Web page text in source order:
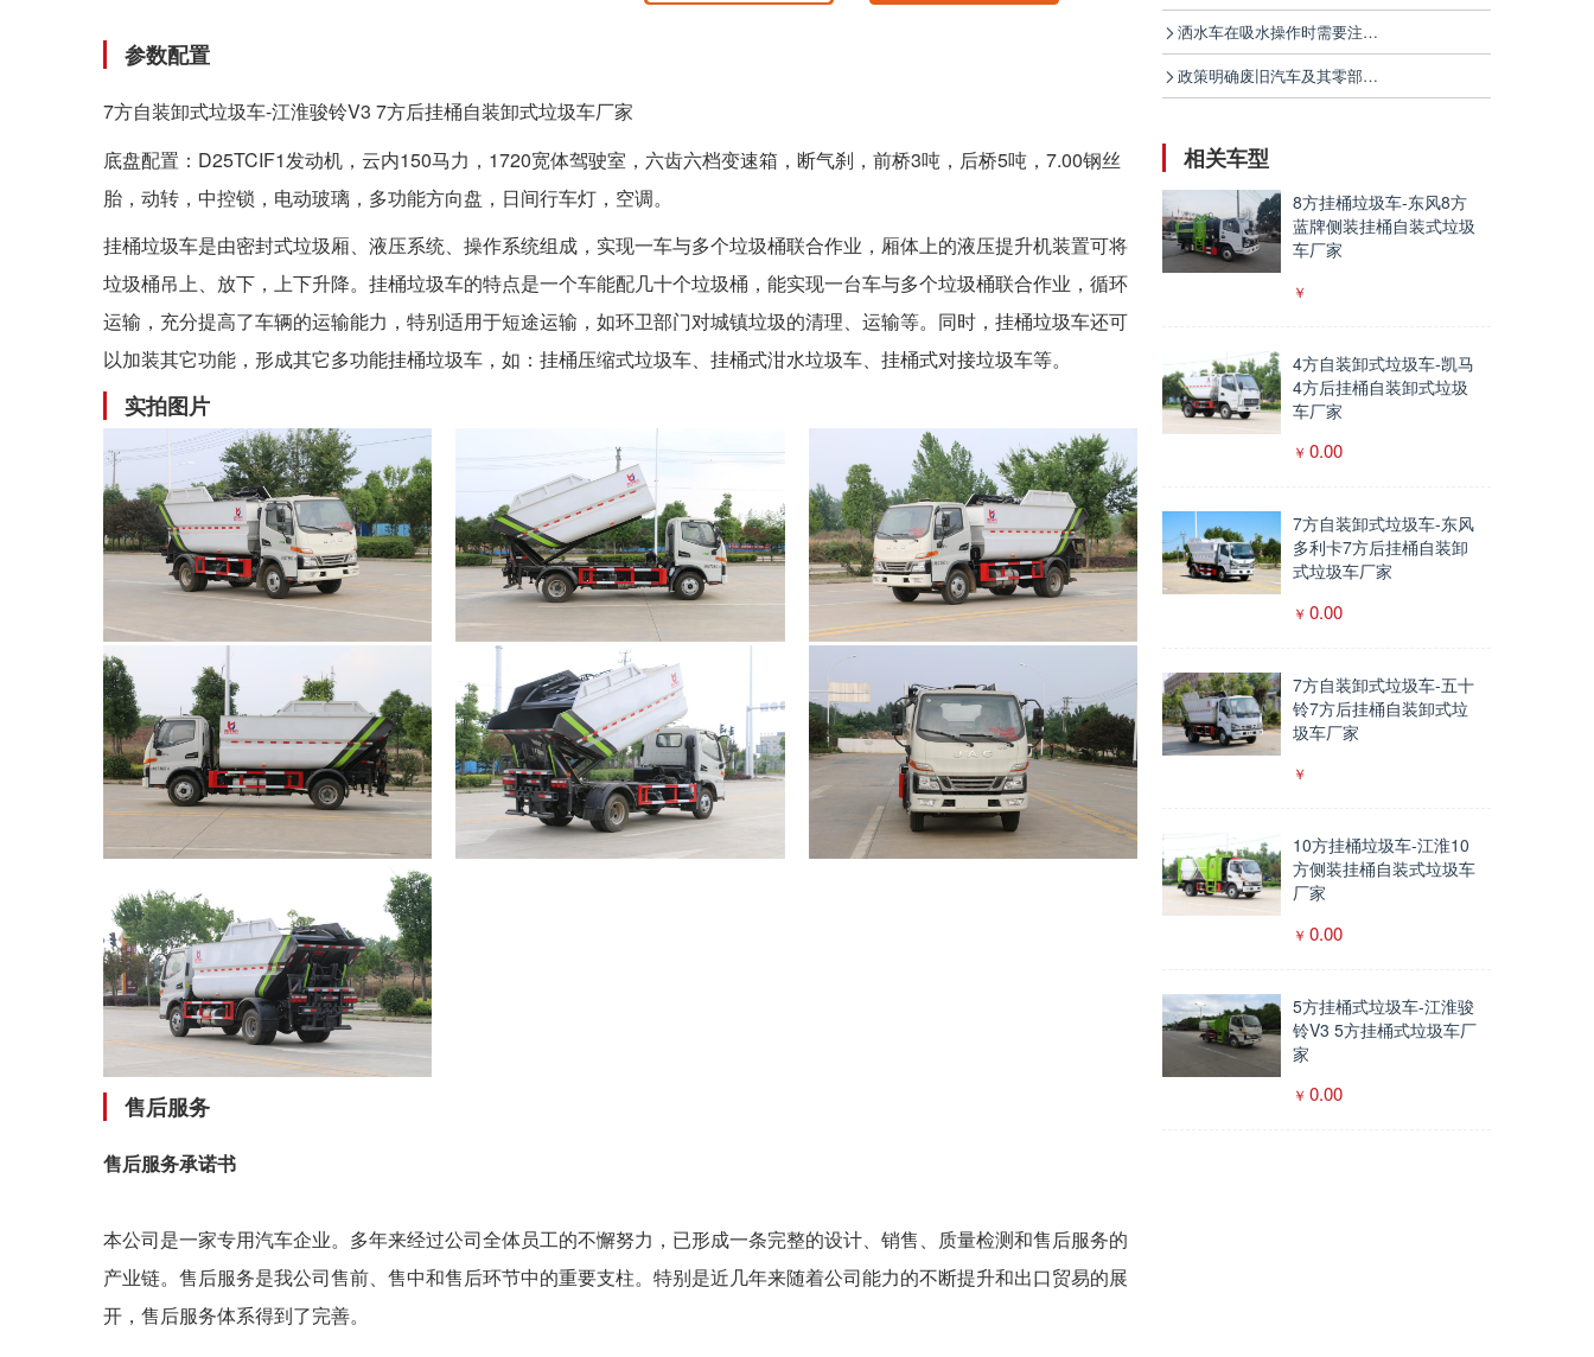
参数配置
7方自装卸式垃圾车-江淮骏铃V3 7方后挂桶自装卸式垃圾车厂家
底盘配置：D25TCIF1发动机，云内150马力，1720宽体驾驶室，六齿六档变速箱，断气刹，前桥3吨，后桥5吨，7.00钢丝
胎，动转，中控锁，电动玻璃，多功能方向盘，日间行车灯，空调。
挂桶垃圾车是由密封式垃圾厢、液压系统、操作系统组成，实现一车与多个垃圾桶联合作业，厢体上的液压提升机装置可将
垃圾桶吊上、放下，上下升降。挂桶垃圾车的特点是一个车能配几十个垃圾桶，能实现一台车与多个垃圾桶联合作业，循环
运输，充分提高了车辆的运输能力，特别适用于短途运输，如环卫部门对城镇垃圾的清理、运输等。同时，挂桶垃圾车还可
以加装其它功能，形成其它多功能挂桶垃圾车，如：挂桶压缩式垃圾车、挂桶式泔水垃圾车、挂桶式对接垃圾车等。
实拍图片
售后服务
售后服务承诺书
本公司是一家专用汽车企业。多年来经过公司全体员工的不懈努力，已形成一条完整的设计、销售、质量检测和售后服务的
产业链。售后服务是我公司售前、售中和售后环节中的重要支柱。特别是近几年来随着公司能力的不断提升和出口贸易的展
开，售后服务体系得到了完善。
洒水车在吸水操作时需要注意的问题
政策明确废旧汽车及其零部件进口限制条件
相关车型
8方挂桶垃圾车-东风8方
蓝牌侧装挂桶自装式垃圾
车厂家
4方自装卸式垃圾车-凯马
4方后挂桶自装卸式垃圾
车厂家
0.00
7方自装卸式垃圾车-东风
多利卡7方后挂桶自装卸
式垃圾车厂家
0.00
7方自装卸式垃圾车-五十
铃7方后挂桶自装卸式垃
圾车厂家
10方挂桶垃圾车-江淮10
方侧装挂桶自装式垃圾车
厂家
0.00
5方挂桶式垃圾车-江淮骏
铃V3 5方挂桶式垃圾车厂
家
0.00